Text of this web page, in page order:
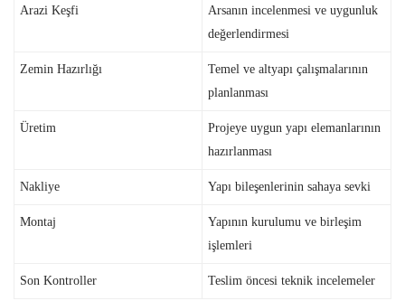
Arazi Keşfi
Arsanın incelenmesi ve uygunluk
değerlendirmesi
Zemin Hazırlığı
Temel ve altyapı çalışmalarının
planlanması
Üretim
Projeye uygun yapı elemanlarının
hazırlanması
Nakliye Yapı bileşenlerinin sahaya sevki
Montaj
Yapının kurulumu ve birleşim
işlemleri
Son Kontroller Teslim öncesi teknik incelemeler